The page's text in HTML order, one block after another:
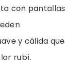
con pantallas
y cálida que
rubí.